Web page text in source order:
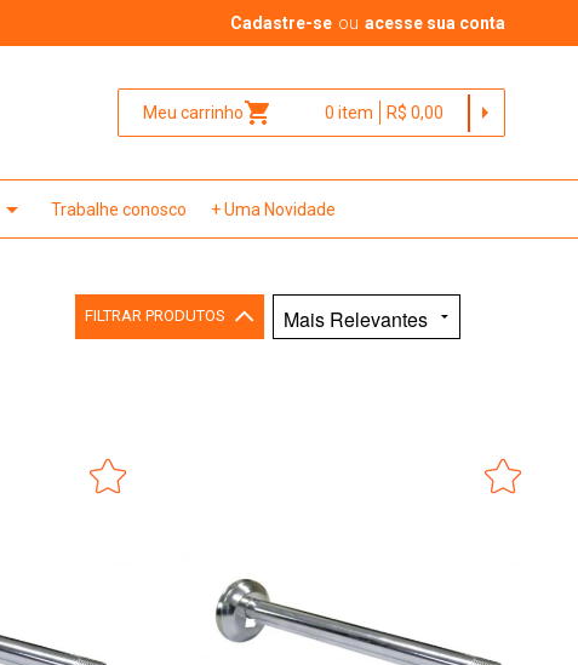
Cadastre-se ou acesse sua conta
Meu carrinhoshopping_cart 0item R$ 0,00 arrow_right
arrow_drop_down Trabalhe conosco + Uma Novidade
FILTRAR PRODUTOS